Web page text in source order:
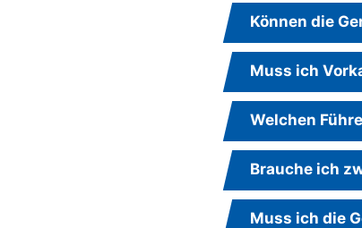
Können die
Muss ich
Welchen
Brauche ich
Muss ich die